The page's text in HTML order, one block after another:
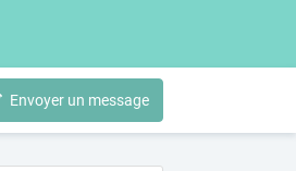
Envoyer un message